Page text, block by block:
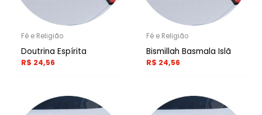
Fé e Religião
Doutrina Espírita
R$ 24,56
Fé e Religião
Bismillah Basmala Islã
R$ 24,56